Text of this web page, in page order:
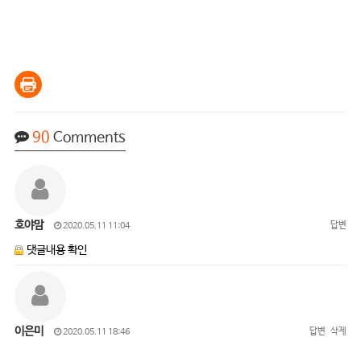
90 Comments
호야맘 2020.05.11 11:04 답변
댓글내용 확인
이은미 2020.05.11 18:46 답변 삭제